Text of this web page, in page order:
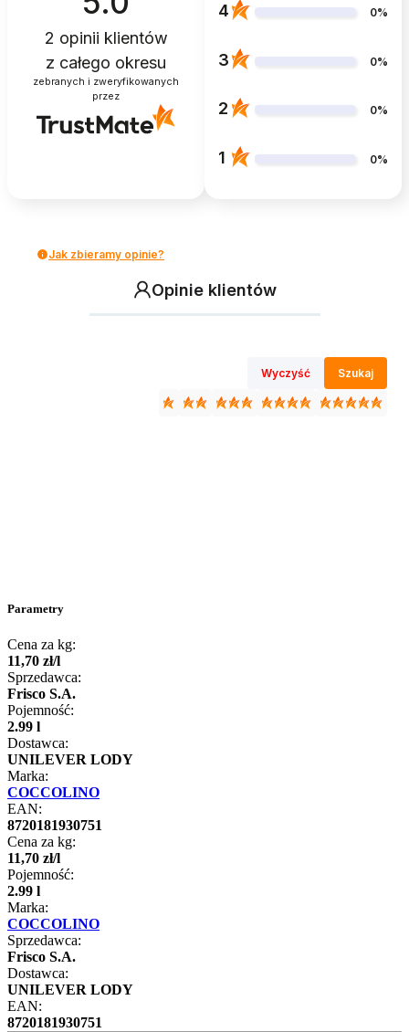
2 opinii klientów
z całego okresu
zebranych i zweryfikowanych
przez
4 0%
3 0%
2 0%
1 0%
Jak zbieramy opinie?
Opinie klientów
Wyczyść Szukaj
Parametry
Cena za kg:
11,70 zł/l
Sprzedawca:
Frisco S.A.
Pojemność:
2.99 l
Dostawca:
UNILEVER LODY
Marka:
COCCOLINO
EAN:
8720181930751
Cena za kg:
11,70 zł/l
Pojemność:
2.99 l
Marka:
COCCOLINO
Sprzedawca:
Frisco S.A.
Dostawca:
UNILEVER LODY
EAN:
8720181930751